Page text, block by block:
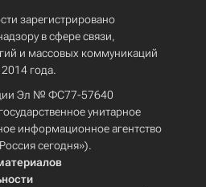
зарегистрировано
в сфере связи,
и массовых коммуникаций
года.
Эл № ФС77-57640
унитарное
информационное агентство
сегодня»).